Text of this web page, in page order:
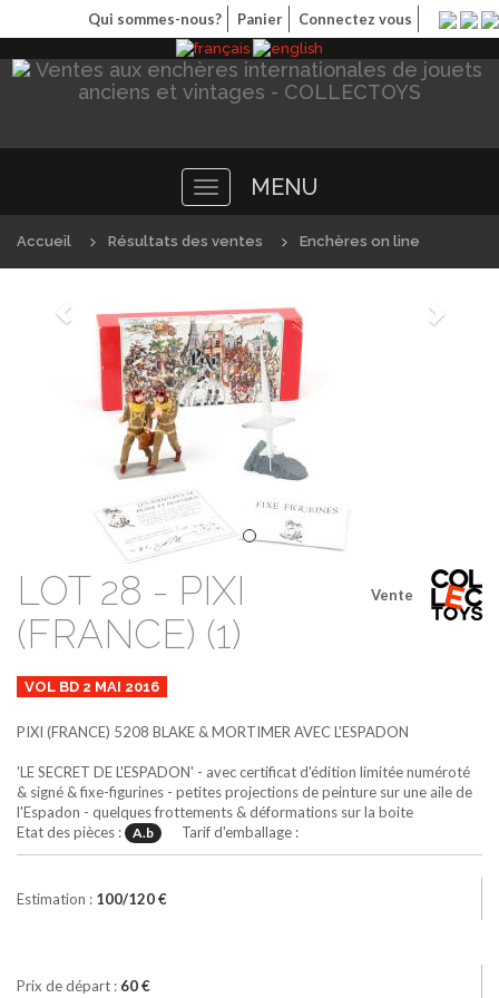
Qui sommes-nous? Panier Connectez vous
Toggle
navigation
MENU
Accueil Résultats des ventes Enchères on line
Précédént
Vente
LOT 28 - PIXI
(FRANCE) (1)
VOL BD 2 MAI 2016
PIXI (FRANCE) 5208 BLAKE & MORTIMER AVEC L'ESPADON
'LE SECRET DE L'ESPADON' - avec certificat d'édition limitée numéroté
& signé & fixe-figurines - petites projections de peinture sur une aile de
l'Espadon - quelques frottements & déformations sur la boite
Etat des pièces :
A.b Tarif d'emballage :
Estimation : 100/120 €
Prix de départ : 60 €